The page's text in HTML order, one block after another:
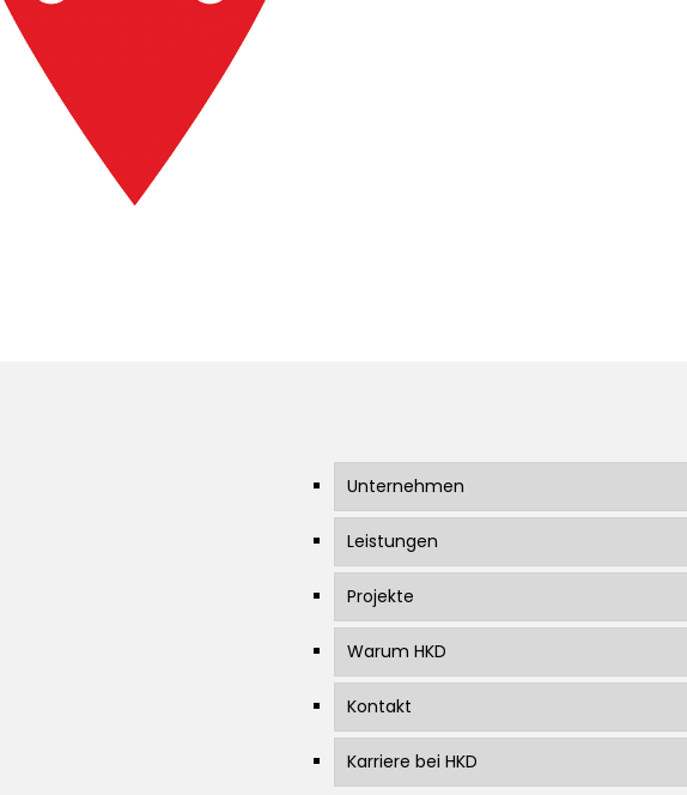
Unternehmen
Leistungen
Projekte
Warum HKD
Kontakt
Karriere bei HKD